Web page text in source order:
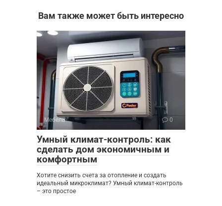
Вам также может быть интересно
Мебель 0
Умный климат-контроль: как
сделать дом экономичным и
комфортным
Хотите снизить счета за отопление и создать
идеальный микроклимат? Умный климат-контроль
– это простое